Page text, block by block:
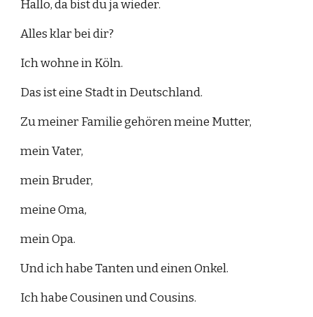
Hallo, da bist du ja wieder.
Alles klar bei dir?
Ich wohne in Köln.
Das ist eine Stadt in Deutschland.
Zu meiner Familie gehören meine Mutter,
mein Vater,
mein Bruder,
meine Oma,
mein Opa.
Und ich habe Tanten und einen Onkel.
Ich habe Cousinen und Cousins.